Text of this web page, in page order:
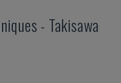
- Takisawa